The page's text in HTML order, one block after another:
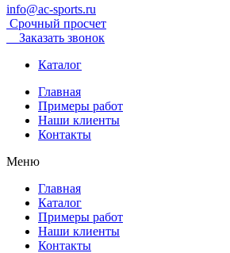
info@ac-sports.ru
Срочный просчет
Заказать звонок
Каталог
Главная
Примеры работ
Наши клиенты
Контакты
Меню
Главная
Каталог
Примеры работ
Наши клиенты
Контакты